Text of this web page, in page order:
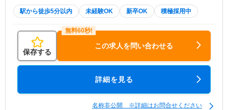
駅から徒歩5分以内 未経験OK 新卒OK 積極採用中
保存する
この求人を問い合わせる
詳細を見る
名称非公開 ※詳細はお問合せください